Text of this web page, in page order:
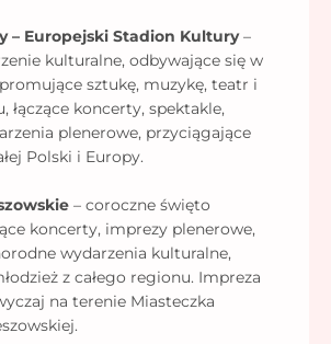
– Europejski Stadion Kultury–
kulturalne, odbywające się w
sztukę, muzykę, teatr i
łączące koncerty, spektakle,
plenerowe, przyciągające
Polski i Europy.
– coroczne święto
koncerty, imprezy plenerowe,
wydarzenia kulturalne,
z całego regionu. Impreza
na terenie Miasteczka